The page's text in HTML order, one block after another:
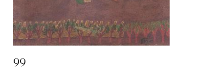
99